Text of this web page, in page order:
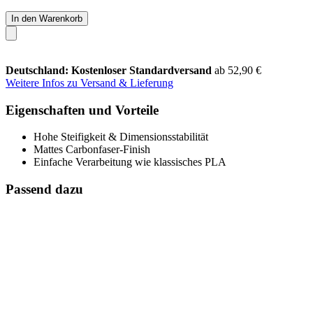
In den Warenkorb
Deutschland: Kostenloser Standardversand ab 52,90 €
Weitere Infos zu Versand & Lieferung
Eigenschaften und Vorteile
Hohe Steifigkeit & Dimensionsstabilität
Mattes Carbonfaser-Finish
Einfache Verarbeitung wie klassisches PLA
Passend dazu